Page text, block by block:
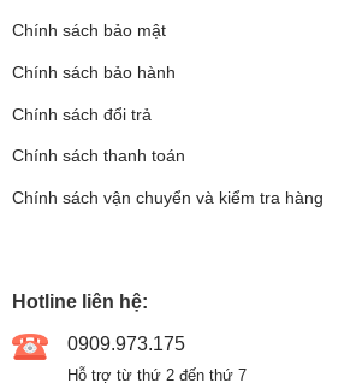
Chính sách bảo mật
Chính sách bảo hành
Chính sách đổi trả
Chính sách thanh toán
Chính sách vận chuyển và kiểm tra hàng
Hotline liên hệ:
0909.973.175
Hỗ trợ từ thứ 2 đến thứ 7